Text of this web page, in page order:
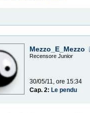
Mezzo_E_Mezzo
Recensore Junior
30/05/11, ore 15:34
Cap. 2: Le pendu